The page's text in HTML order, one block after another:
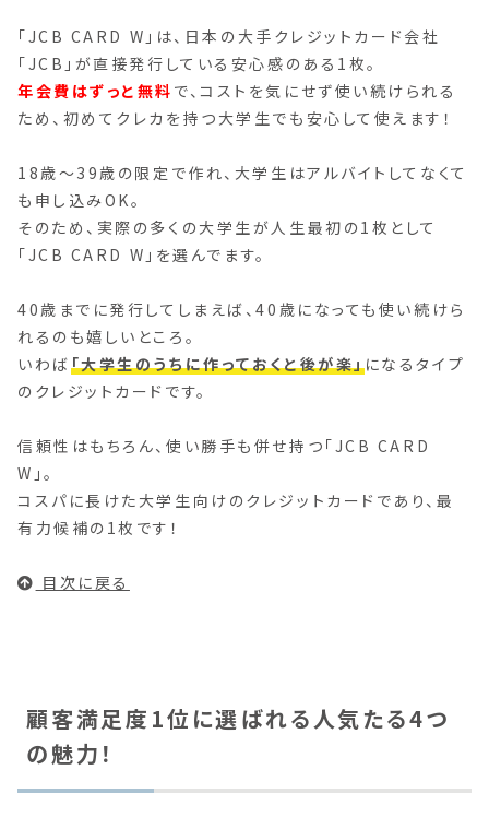
「JCB CARD W」は、日本の大手クレジットカード会社
「JCB」が直接発行している安心感のある1枚。
年会費はずっと無料 で、コストを気にせず使い続けられる
ため、初めてクレカを持つ大学生でも安心して使えます！
18歳～39歳の限定で作れ、大学生はアルバイトしてなくて
も申し込みOK。
そのため、実際の多くの大学生が人生最初の1枚として
「JCB CARD W」を選んでます。
40歳までに発行してしまえば、40歳になっても使い続けら
れるのも嬉しいところ。
いわば「大学生のうちに作っておくと後が楽」になるタイプ
のクレジットカードです。
信頼性はもちろん、使い勝手も併せ持つ「JCB CARD
W」。
コスパに長けた大学生向けのクレジットカードであり、最
有力候補の1枚です！
目次に戻る
顧客満足度1位に選ばれる人気たる4つ
の魅力！